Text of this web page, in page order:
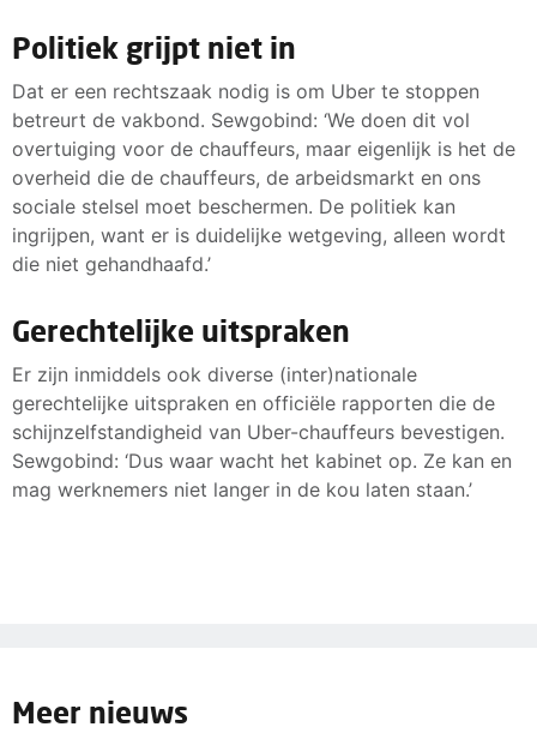
Politiek grijpt niet in
Dat er een rechtszaak nodig is om Uber te stoppen
betreurt de vakbond. Sewgobind: ‘We doen dit vol
overtuiging voor de chauffeurs, maar eigenlijk is het de
overheid die de chauffeurs, de arbeidsmarkt en ons
sociale stelsel moet beschermen. De politiek kan
ingrijpen, want er is duidelijke wetgeving, alleen wordt
die niet gehandhaafd.’
Gerechtelijke uitspraken
Er zijn inmiddels ook diverse (inter)nationale
gerechtelijke uitspraken en officiële rapporten die de
schijnzelfstandigheid van Uber-chauffeurs bevestigen.
Sewgobind: ‘Dus waar wacht het kabinet op. Ze kan en
mag werknemers niet langer in de kou laten staan.’
Meer nieuws